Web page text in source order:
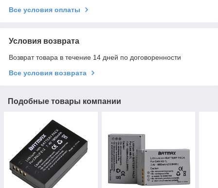
Все условия оплаты
Условия возврата
Возврат товара в течение 14 дней по договоренности
Все условия возврата
Подобные товары компании